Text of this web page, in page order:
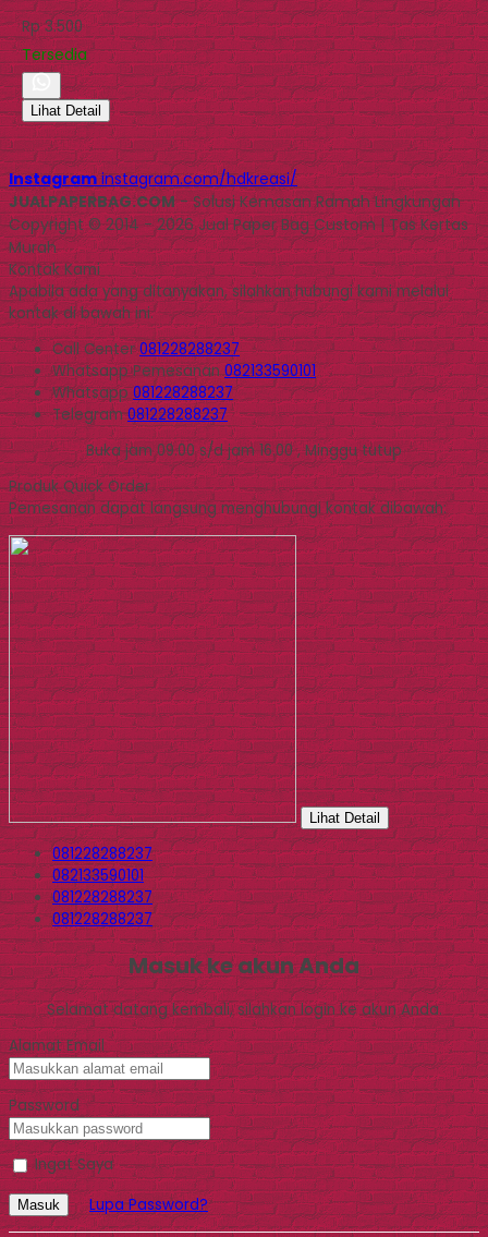
Rp 3.500
Tersedia
Lihat Detail
Instagram instagram.com/hdkreasi/
JUALPAPERBAG.COM- Solusi Kemasan Ramah Lingkungan
Copyright © 2014 - 2026 Jual Paper Bag Custom | Tas Kertas
Murah
Kontak Kami
Apabila ada yang ditanyakan, silahkan hubungi kami melalui
kontak di bawah ini.
Call Center081228288237
WhatsappPemesanan 082133590101
Whatsapp081228288237
Telegram081228288237
Buka jam 09.00 s/d jam 16.00 , Minggu tutup
Produk Quick Order
Pemesanan dapat langsung menghubungi kontak dibawah:
Lihat Detail
081228288237
082133590101
081228288237
081228288237
Masuk ke akun Anda
Selamat datang kembali, silahkan login ke akun Anda.
Alamat Email
Password
Ingat Saya
Masuk Lupa Password?